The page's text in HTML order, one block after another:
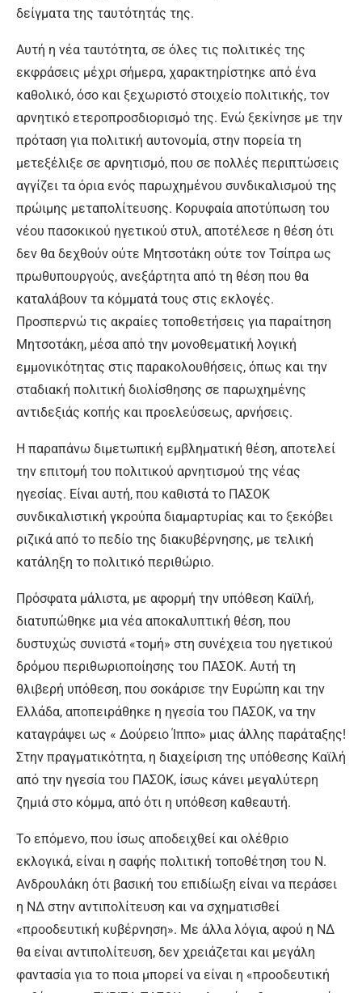
δείγματα της ταυτότητάς της.
Αυτή η νέα ταυτότητα, σε όλες τις πολιτικές της
εκφράσεις μέχρι σήμερα, χαρακτηρίστηκε από ένα
καθολικό, όσο και ξεχωριστό στοιχείο πολιτικής, τον
αρνητικό ετεροπροσδιορισμό της. Ενώ ξεκίνησε με την
πρόταση για πολιτική αυτονομία, στην πορεία τη
μετεξέλιξε σε αρνητισμό, που σε πολλές περιπτώσεις
αγγίζει τα όρια ενός παρωχημένου συνδικαλισμού της
πρώιμης μεταπολίτευσης. Κορυφαία αποτύπωση του
νέου πασοκικού ηγετικού στυλ, αποτέλεσε η θέση ότι
δεν θα δεχθούν ούτε Μητσοτάκη ούτε τον Τσίπρα ως
πρωθυπουργούς, ανεξάρτητα από τη θέση που θα
καταλάβουν τα κόμματά τους στις εκλογές.
Προσπερνώ τις ακραίες τοποθετήσεις για παραίτηση
Μητσοτάκη, μέσα από την μονοθεματική λογική
εμμονικότητας στις παρακολουθήσεις, όπως και την
σταδιακή πολιτική διολίσθησης σε παρωχημένης
αντιδεξιάς κοπής και προελεύσεως, αρνήσεις.
Η παραπάνω διμετωπική εμβληματική θέση, αποτελεί
την επιτομή του πολιτικού αρνητισμού της νέας
ηγεσίας. Είναι αυτή, που καθιστά το ΠΑΣΟΚ
συνδικαλιστική γκρούπα διαμαρτυρίας και το ξεκόβει
ριζικά από το πεδίο της διακυβέρνησης, με τελική
κατάληξη το πολιτικό περιθώριο.
Πρόσφατα μάλιστα, με αφορμή την υπόθεση Καϊλή,
διατυπώθηκε μια νέα αποκαλυπτική θέση, που
δυστυχώς συνιστά «τομή» στη συνέχεια του ηγετικού
δρόμου περιθωριοποίησης του ΠΑΣΟΚ. Αυτή τη
θλιβερή υπόθεση, που σοκάρισε την Ευρώπη και την
Ελλάδα, αποπειράθηκε η ηγεσία του ΠΑΣΟΚ, να την
καταγράψει ως « Δούρειο Ίππο» μιας άλλης παράταξης!
Στην πραγματικότητα, η διαχείριση της υπόθεσης Καϊλή
από την ηγεσία του ΠΑΣΟΚ, ίσως κάνει μεγαλύτερη
ζημιά στο κόμμα, από ότι η υπόθεση καθεαυτή.
Το επόμενο, που ίσως αποδειχθεί και ολέθριο
εκλογικά, είναι η σαφής πολιτική τοποθέτηση του Ν.
Ανδρουλάκη ότι βασική του επιδίωξη είναι να περάσει
η ΝΔ στην αντιπολίτευση και να σχηματισθεί
«προοδευτική κυβέρνηση». Με άλλα λόγια, αφού η ΝΔ
θα είναι αντιπολίτευση, δεν χρειάζεται και μεγάλη
φαντασία για το ποια μπορεί να είναι η «προοδευτική